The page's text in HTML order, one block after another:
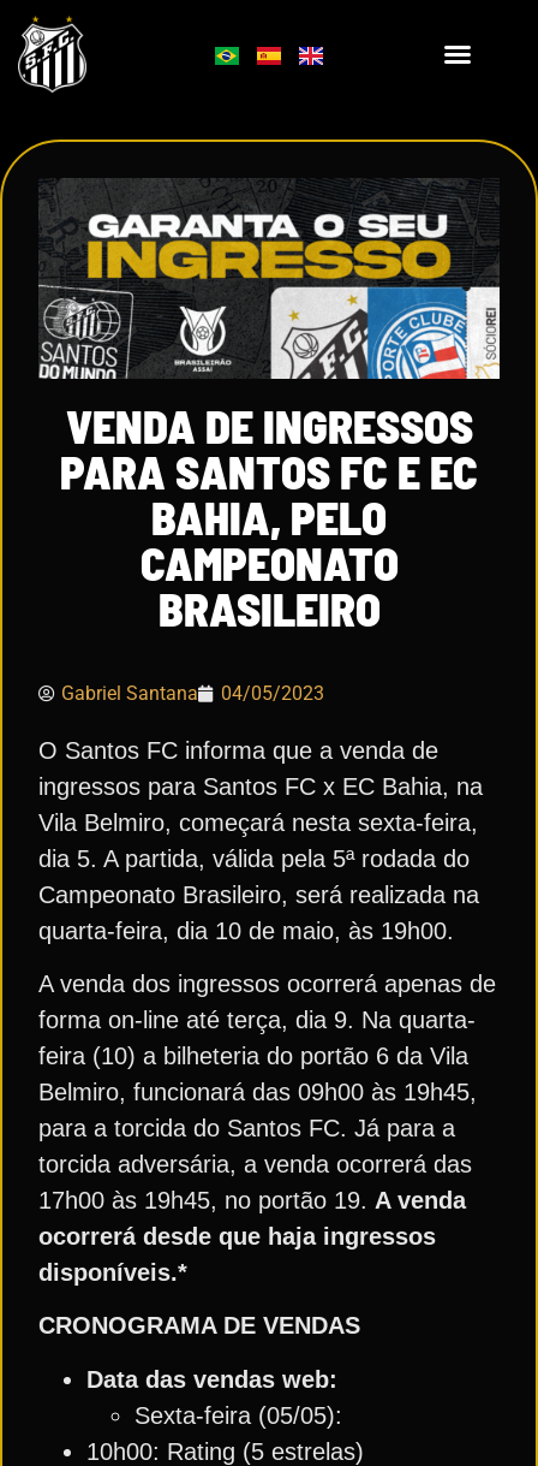
VENDA DE INGRESSOS
PARA SANTOS FC E EC
BAHIA, PELO
CAMPEONATO
BRASILEIRO
Gabriel Santana 04/05/2023
O Santos FC informa que a venda de
ingressos para Santos FC x EC Bahia, na
Vila Belmiro, começará nesta sexta-feira,
dia 5. A partida, válida pela 5ª rodada do
Campeonato Brasileiro, será realizada na
quarta-feira, dia 10 de maio, às 19h00.
A venda dos ingressos ocorrerá apenas de
forma on-line até terça, dia 9. Na quarta-
feira (10) a bilheteria do portão 6 da Vila
Belmiro, funcionará das 09h00 às 19h45,
para a torcida do Santos FC. Já para a
torcida adversária, a venda ocorrerá das
17h00 às 19h45, no portão 19. A venda
ocorrerá desde que haja ingressos
disponíveis.*
CRONOGRAMA DE VENDAS
Data das vendas web:
Sexta-feira (05/05):
10h00: Rating (5 estrelas)